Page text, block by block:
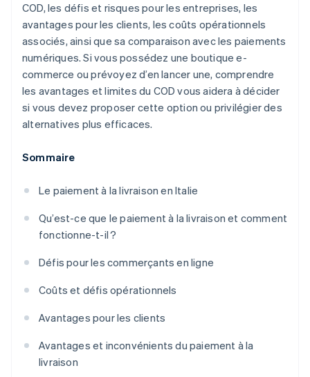
COD, les défis et risques pour les entreprises, les
avantages pour les clients, les coûts opérationnels
associés, ainsi que sa comparaison avec les paiements
numériques. Si vous possédez une boutique e-
commerce ou prévoyez d’en lancer une, comprendre
les avantages et limites du COD vous aidera à décider
si vous devez proposer cette option ou privilégier des
alternatives plus efficaces.
Sommaire
Le paiement à la livraison en Italie
Qu’est-ce que le paiement à la livraison et comment
fonctionne-t-il ?
Défis pour les commerçants en ligne
Coûts et défis opérationnels
Avantages pour les clients
Avantages et inconvénients du paiement à la
livraison